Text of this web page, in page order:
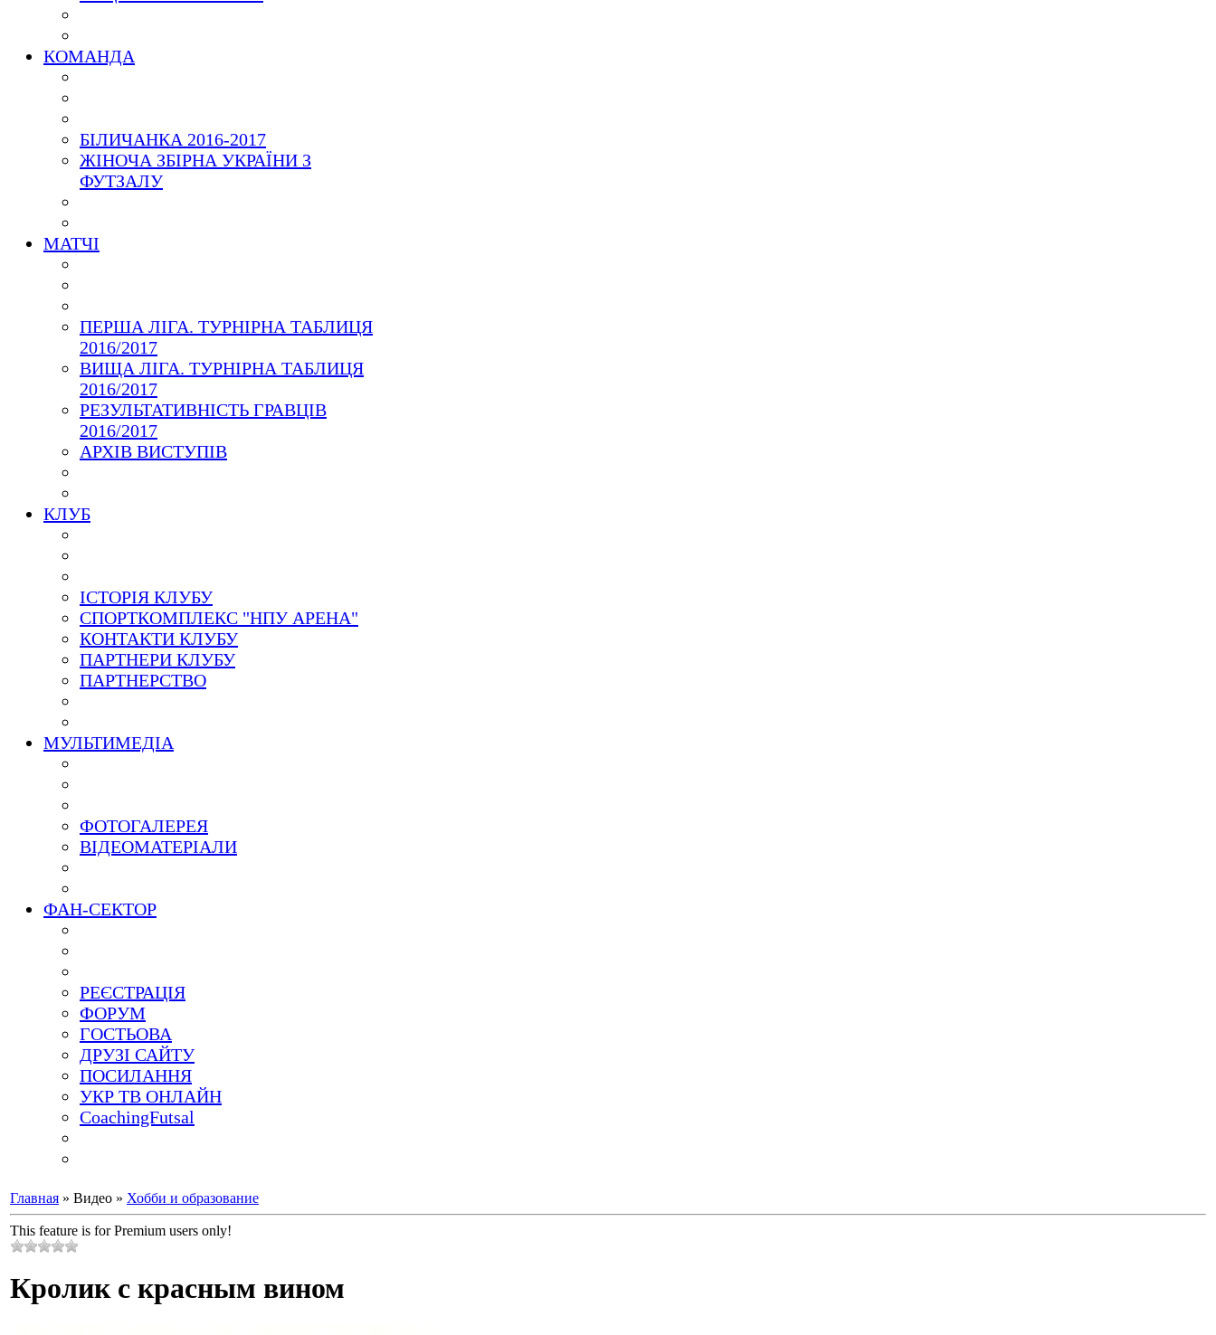
КОМАНДА
БІЛИЧАНКА 2016-2017
ЖІНОЧА ЗБІРНА УКРАЇНИ З
ФУТЗАЛУ
МАТЧІ
ПЕРША ЛІГА. ТУРНІРНА ТАБЛИЦЯ
2016/2017
ВИЩА ЛІГА. ТУРНІРНА ТАБЛИЦЯ
2016/2017
РЕЗУЛЬТАТИВНІСТЬ ГРАВЦІВ
2016/2017
АРХІВ ВИСТУПІВ
КЛУБ
ІСТОРІЯ КЛУБУ
СПОРТКОМПЛЕКС "НПУ АРЕНА"
КОНТАКТИ КЛУБУ
ПАРТНЕРИ КЛУБУ
ПАРТНЕРСТВО
МУЛЬТИМЕДІА
ФОТОГАЛЕРЕЯ
ВІДЕОМАТЕРІАЛИ
ФАН-СЕКТОР
РЕЄСТРАЦІЯ
ФОРУМ
ГОСТЬОВА
ДРУЗІ САЙТУ
ПОСИЛАННЯ
УКР ТВ ОНЛАЙН
CoachingFutsal
Главная » Видео » Хобби и образование
This feature is for Premium users only!
Кролик с красным вином